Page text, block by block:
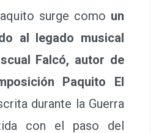
esta pieza ha
celebraciones,
multitudinarios,
fronteras y
como símbolo sonoro
La marca recoge
y la transforma